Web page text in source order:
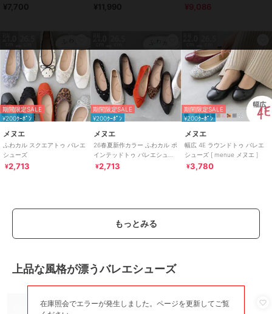
¥7,700 ¥11,990 ¥9,086
期間限定SALE
¥200ｸｰﾎﾟﾝ
メヌエ
ふわカル スクエアトゥ バレエ
シューズ
¥2,713
期間限定SALE
¥200ｸｰﾎﾟﾝ
メヌエ
26春夏新作カラー ふわカル ポ
インテッドトゥ バレエシュー
ズ [ menue メヌエ ]
¥2,713
期間限定SALE
¥200ｸｰﾎﾟﾝ
メヌエ
幅広 4E ラウンドトゥ バレエ
シューズ [ menue メヌエ ]
¥3,780
もっとみる
上品な風格が漂うバレエシューズ
在庫照会でエラーが発生しました。ページを更新してご覧